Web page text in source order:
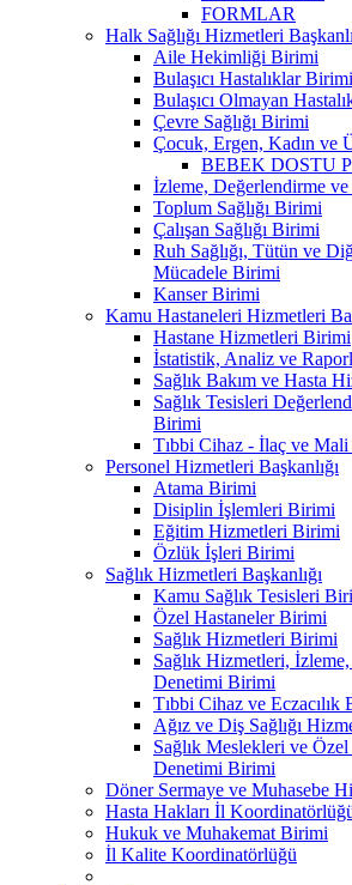
FORMLAR
Halk Sağlığı Hizmetleri
Aile Hekimliği Birimi
Bulaşıcı Hastalıklar Birimi
Bulaşıcı Olmayan
Çevre Sağlığı Birimi
Çocuk, Ergen, Kadın ve
BEBEK DOSTU
İzleme, Değerlendirme
Toplum Sağlığı Birimi
Çalışan Sağlığı Birimi
Ruh Sağlığı, Tütün ve
Mücadele Birimi
Kanser Birimi
Kamu Hastaneleri Hizmetleri
Hastane Hizmetleri Birimi
İstatistik, Analiz ve
Sağlık Bakım ve Hasta
Sağlık Tesisleri
Birimi
Tıbbi Cihaz - İlaç ve
Personel Hizmetleri Başkanlığı
Atama Birimi
Disiplin İşlemleri Birimi
Eğitim Hizmetleri Birimi
Özlük İşleri Birimi
Sağlık Hizmetleri Başkanlığı
Kamu Sağlık Tesisleri
Özel Hastaneler Birimi
Sağlık Hizmetleri Birimi
Sağlık Hizmetleri,
Denetimi Birimi
Tıbbi Cihaz ve Eczacılık
Ağız ve Diş Sağlığı
Sağlık Meslekleri ve
Denetimi Birimi
Döner Sermaye ve Muhasebe
Hasta Hakları İl
Hukuk ve Muhakemat Birimi
İl Kalite Koordinatörlüğü